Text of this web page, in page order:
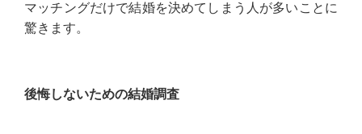
マッチングだけで結婚を決めてしまう人が多いことに
驚きます。
後悔しないための結婚調査